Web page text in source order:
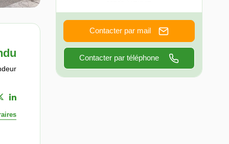
Contacter par mail
Contacter par téléphone